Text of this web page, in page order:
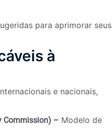
para aprimorar seus
à
e nacionais,
Commission) – Modelo de